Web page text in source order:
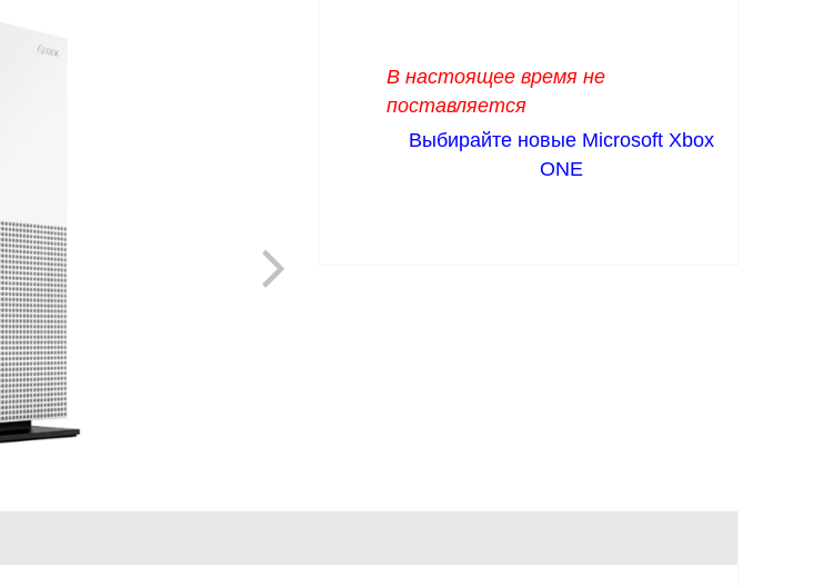
В настоящее время не
поставляется
Выбирайте новые Microsoft Xbox
ONE